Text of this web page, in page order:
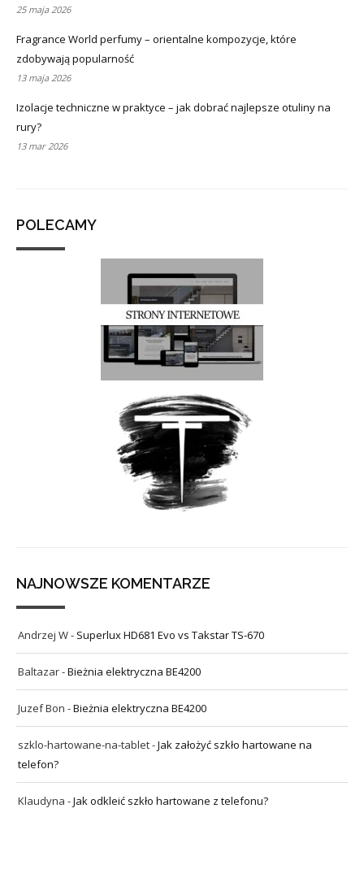
25 maja 2026
Fragrance World perfumy – orientalne kompozycje, które
zdobywają popularność
13 maja 2026
Izolacje techniczne w praktyce – jak dobrać najlepsze otuliny na
rury?
13 mar 2026
POLECAMY
NAJNOWSZE KOMENTARZE
Andrzej W- Superlux HD681 Evo vs Takstar TS-670
Baltazar-Bieżnia elektryczna BE4200
Juzef Bon -Bieżnia elektryczna BE4200
szklo-hartowane-na-tablet-Jak założyć szkło hartowane na
telefon?
Klaudyna -Jak odkleić szkło hartowane z telefonu?